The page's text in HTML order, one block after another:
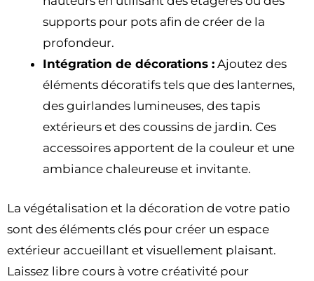
supports pour pots afin de créer de la
profondeur.
Intégration de décorations : Ajoutez des
éléments décoratifs tels que des lanternes,
des guirlandes lumineuses, des tapis
extérieurs et des coussins de jardin. Ces
accessoires apportent de la couleur et une
ambiance chaleureuse et invitante.
La végétalisation et la décoration de votre patio
sont des éléments clés pour créer un espace
extérieur accueillant et visuellement plaisant.
Laissez libre cours à votre créativité pour